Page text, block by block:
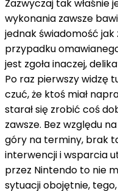
Zazwyczaj tak właśnie
wykonania zawsze
jednak świadomość jak
przypadku
jest zgoła inaczej,
Po raz pierwszy widzę
czuć, że ktoś miał
starał się zrobić coś
zawsze. Bez względu
góry na terminy, brak
interwencji i wsparcia
przez Nintendo to nie
sytuacji obojętnie,